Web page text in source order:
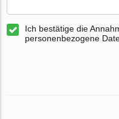
Ich bestätige die
personenbezogene